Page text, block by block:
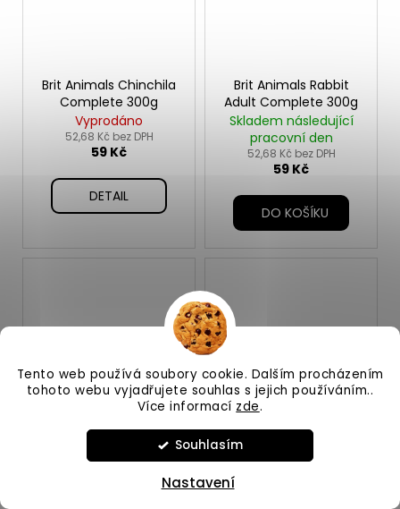
Tento web používá soubory cookie. Dalším procházením
tohoto webu vyjadřujete souhlas s jejich používáním..
Více informací zde.
Souhlasím
Nastavení
Brit Animals Chinchila
Complete 300g
Vyprodáno
52,68 Kč bez DPH
59 Kč
DETAIL
Brit Animals Rabbit
Adult Complete 300g
Skladem následující
pracovní den
52,68 Kč bez DPH
59 Kč
DO KOŠÍKU
Junior Complete 300g
Skladem následující
Senior Complete 300g
Skladem následující